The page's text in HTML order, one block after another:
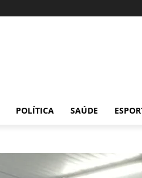
POLÍTICA SAÚDE